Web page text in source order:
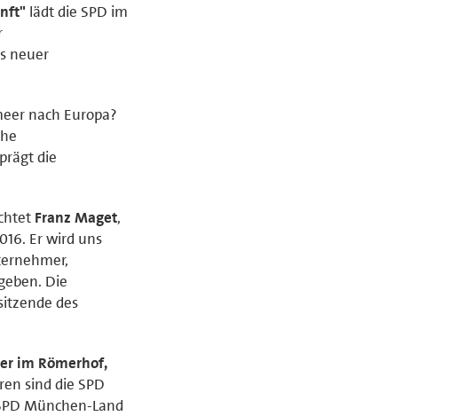
lädt die SPD im
neuer
nach Europa?
die
Franz Maget,
Er wird uns
Die
des
im Römerhof,
sind die SPD
München-Land